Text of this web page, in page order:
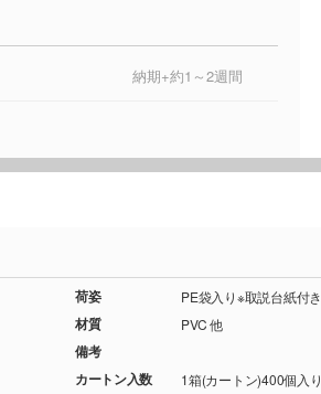
納期+約1～2週間
荷姿 PE袋入り※取説台紙付き
材質 PVC 他
備考
カートン入数
1箱(カートン)400個入り